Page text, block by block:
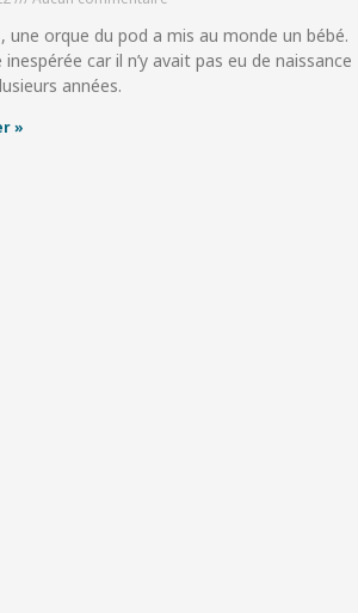
une orque du pod a mis au monde un bébé.
car il n’y avait pas eu de naissance
années.
»